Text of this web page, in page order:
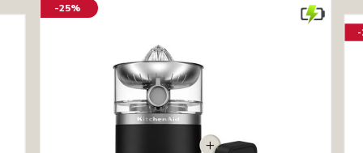
-25%
-